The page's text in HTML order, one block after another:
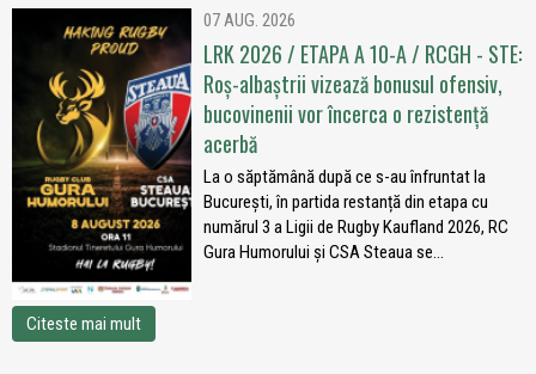
07 AUG. 2026
LRK 2026 / ETAPA A 10-A / RCGH - STE:
Roș-albaștrii vizează bonusul ofensiv,
bucovinenii vor încerca o rezistență
acerbă
La o săptămână după ce s-au înfruntat la
București, în partida restanță din etapa cu
numărul 3 a Ligii de Rugby Kaufland 2026, RC
Gura Humorului și CSA Steaua se...
Citeste mai mult